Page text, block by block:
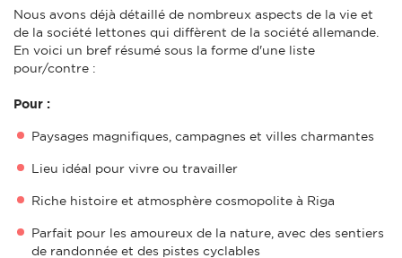
Nous avons déjà détaillé de nombreux aspects de la vie et
de la société lettones qui diffèrent de la société allemande.
En voici un bref résumé sous la forme d'une liste
pour/contre :
Pour :
Paysages magnifiques, campagnes et villes charmantes
Lieu idéal pour vivre ou travailler
Riche histoire et atmosphère cosmopolite à Riga
Parfait pour les amoureux de la nature, avec des sentiers
de randonnée et des pistes cyclables